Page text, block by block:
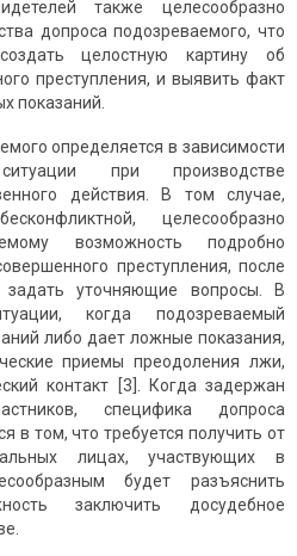
также целесообразно
допроса подозреваемого, что
целостную картину об
преступления, и выявить факт
показаний.
определяется в зависимости
при производстве
действия. В том случае,
целесообразно
возможность подробно
преступления, после
задать уточняющие вопросы. В
когда подозреваемый
либо дает ложные показания,
приемы преодоления лжи,
контакт [3]. Когда задержан
специфика допроса
в том, что требуется получить от
лицах, участвующих в
будет разъяснить
заключить досудебное